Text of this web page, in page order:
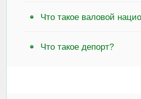
Что такое валовой
Что такое депорт?